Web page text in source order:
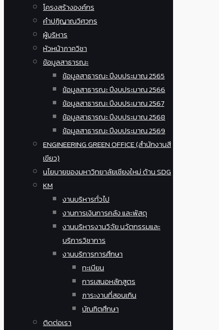
โครงสร้างองค์กร
คำปฏิญาณวิศวกร
ผู้บริหาร
หัวหน้าภาควิชา
ข้อมูลสาธารณะ
ข้อมูลสาธารณะ ปีงบประมาณ 2565
ข้อมูลสาธารณะ ปีงบประมาณ 2566
ข้อมูลสาธารณะ ปีงบประมาณ 2567
ข้อมูลสาธารณะ ปีงบประมาณ 2568
ข้อมูลสาธารณะ ปีงบประมาณ 2569
ENGINEERING GREEN OFFICE (สำนักงานสี
เขียว)
นโยบายของมหาวิทยาลัยเชียงใหม่ ด้าน SDG
KM
งานบริหารทั่วไป
งานการเงินการคลัง และพัสดุ
งานบริหารงานวิจัย นวัตกรรมและ
บริการวิชาการ
งานบริการการศึกษา
ทะเบียน
การเสนอหลักสูตร
ภาระงานที่สอนเกิน
บัณฑิตศึกษา
ติดต่อเรา